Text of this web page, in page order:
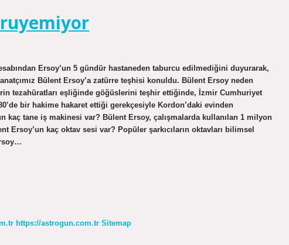
Ersoy’un 5 gündür hastaneden taburcu edilmediğini duyurarak,
Bülent Ersoy’a zatürre teşhisi konuldu. Bülent Ersoy neden
tezahüratları eşliğinde göğüslerini teşhir ettiğinde, İzmir Cumhuriyet
bir hakime hakaret ettiği gerekçesiyle Kordon’daki evinden
kaç tane iş makinesi var? Bülent Ersoy, çalışmalarda kullanılan 1 milyon
Ersoy’un kaç oktav sesi var? Popüler şarkıcıların oktavları bilimsel
https://astrogun.com.tr Sitemap